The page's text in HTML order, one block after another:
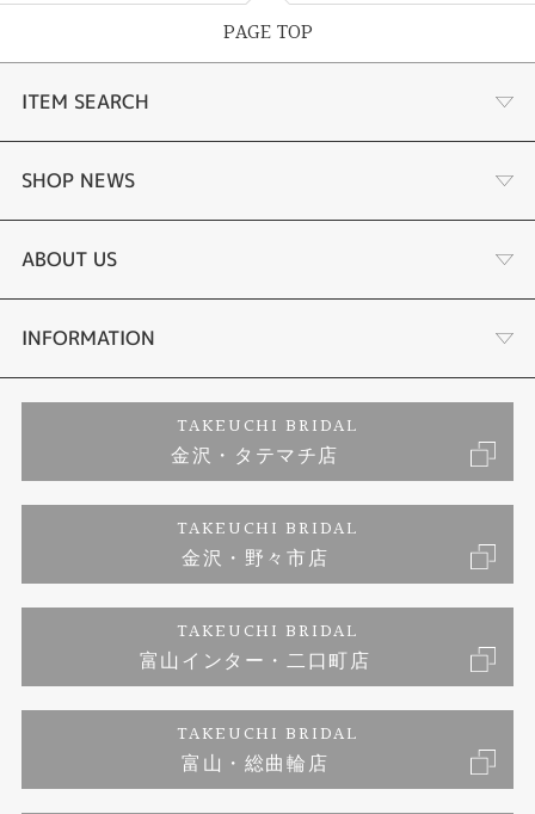
PAGE TOP
ITEM SEARCH
婚約指輪
結婚指輪
セットリング
婚約ネックレス
ダイヤモンド
ジュエリーリフォーム
SHOP NEWS
選ばれる理由まとめ
お客様の声
プロポーズサポート
ブランドリスト
福井指輪工房｜手作りペアリング
福井指輪工房｜手作り結婚指輪 and 婚約指輪
福井工房｜手作り婚約指輪プロポーズプラン
ABOUT US
会社概要
お客様の声
INFORMATION
プライバシーポリシー
TAKEUCHI BRIDAL
金沢・タテマチ店
TAKEUCHI BRIDAL
金沢・野々市店
TAKEUCHI BRIDAL
富山インター・二口町店
TAKEUCHI BRIDAL
富山・総曲輪店